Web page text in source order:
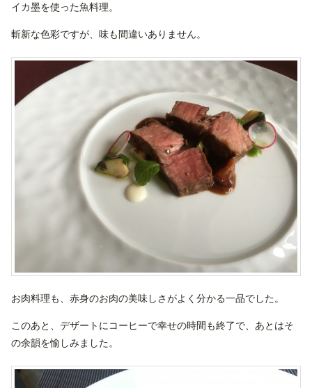
イカ墨を使った魚料理。
斬新な色彩ですが、味も間違いありません。
お肉料理も、赤身のお肉の美味しさがよく分かる一品でした。
このあと、デザートにコーヒーで幸せの時間も終了で、あとはそ
の余韻を愉しみました。